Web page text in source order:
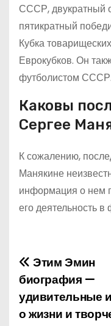
СССР, двукратный
пятикратный
Кубка
Еврокубков. Он
футболистом СССР.
Каковы
Сергее
К сожалению,
Манякине
информация о нем
его деятельность
Н
а
в
Этим Эмин
биография —
удивительные
о жизни и